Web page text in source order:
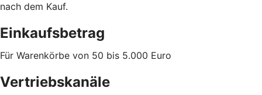
nach dem Kauf.
Einkaufsbetrag
Für Warenkörbe von 50 bis 5.000 Euro
Vertriebskanäle